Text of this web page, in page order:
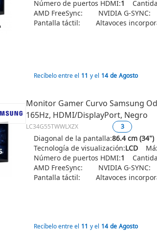
Número de puertos HDMI:1
AMD FreeSync:
NVIDIA G-SYNC:
Pantalla táctil:
Altavoces
Recíbelo entre el 11 y el 14 de Agosto
Monitor Gamer Curvo Samsung
165Hz, HDMI/DisplayPort, Negro
LC34G55TWWLXZX 3
Diagonal de la pantalla:86.4 cm (34")
Tecnología de visualización:LCD
Número de puertos HDMI:1
AMD FreeSync:
NVIDIA G-SYNC:
Pantalla táctil:
Altavoces
Recíbelo entre el 11 y el 14 de Agosto